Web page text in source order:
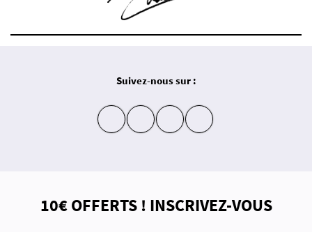
Suivez-nous sur :
insta fb yt in
10€ OFFERTS ! INSCRIVEZ-VOUS